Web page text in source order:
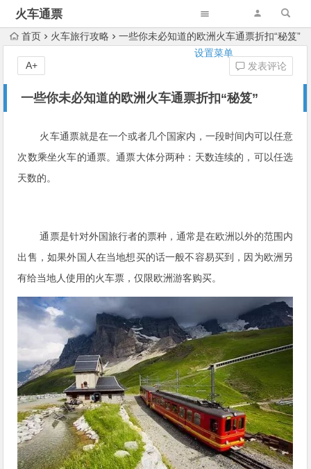
火车通票
设置菜单
首页 火车旅行攻略 一些你未必知道的欧洲火车通票折扣“秘笈”
一些你未必知道的欧洲火车通票折扣“秘笈”
发表评论
A+
火车通票就是在一个或者几个国家内，一段时间内可以任意
次数乘坐火车的通票。通票大体分两种：天数连续的，可以任选
天数的。
通票是针对外国旅行者的票种，通常是在欧洲以外的范围内
出售，如果外国人在当地想买的话一般不容易买到，因为欧洲另
有给当地人使用的火车票，仅限欧洲游客购买。